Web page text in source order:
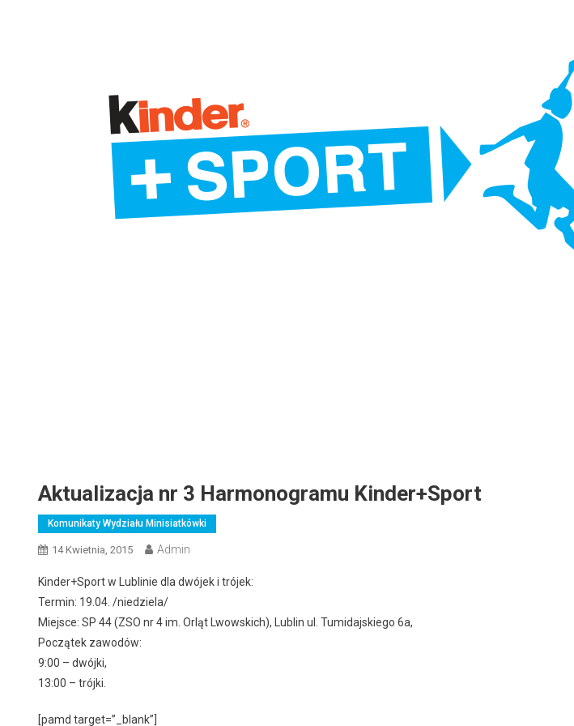
Aktualizacja nr 3 Harmonogramu Kinder+Sport
Komunikaty Wydziału Minisiatkówki
14 Kwietnia, 2015 Admin
Kinder+Sport w Lublinie dla dwójek i trójek:
Termin: 19.04. /niedziela/
Miejsce: SP 44 (ZSO nr 4 im. Orląt Lwowskich), Lublin ul. Tumidajskiego 6a,
Początek zawodów:
9:00 – dwójki,
13:00 – trójki.
[pamd target=”_blank”]